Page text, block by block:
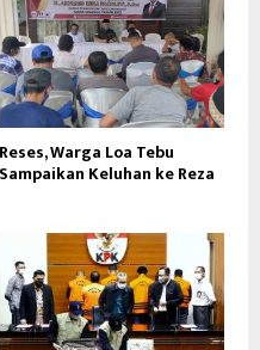
Reses, Warga Loa Tebu
Sampaikan Keluhan ke Reza